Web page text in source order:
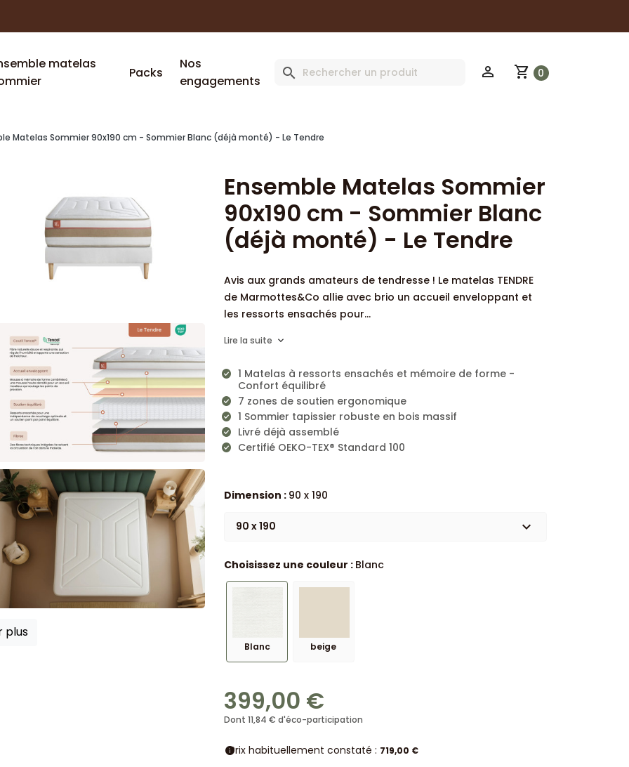
matelas
Packs
Nos
engagements
search perm_identity shopping_cart 0
Matelas Sommier 90x190 cm - Sommier Blanc (déjà monté) - Le Tendre
plus
Ensemble Matelas Sommier
90x190 cm - Sommier Blanc
(déjà monté) - Le Tendre
Avis aux grands amateurs de tendresse ! Le matelas TENDRE
de Marmottes&Co allie avec brio un accueil enveloppant et
les ressorts ensachés pour...
Lire la suite
1 Matelas à ressorts ensachés et mémoire de forme -
Confort équilibré
7 zones de soutien ergonomique
1 Sommier tapissier robuste en bois massif
Livré déjà assemblé
Certifié OEKO-TEX® Standard 100
Dimension : 90 x 190
90 x 190 expand_more
Choisissez une couleur : Blanc
Blanc beige
399,00 €
Dont 11,84 € d'éco-participation
infoPrix habituellement constaté : 719,00 €